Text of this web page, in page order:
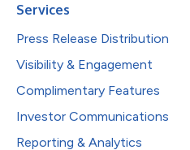
Services
Press Release Distribution
Visibility & Engagement
Complimentary Features
Investor Communications
Reporting & Analytics